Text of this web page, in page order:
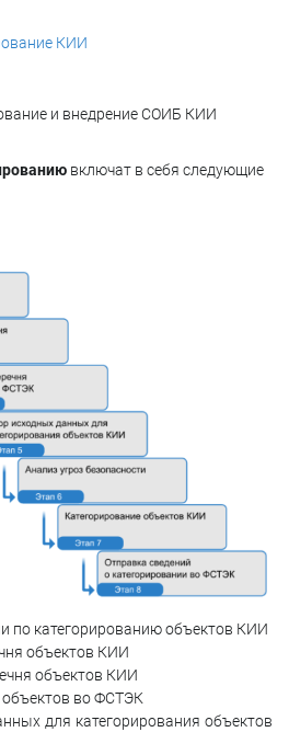
КИИ
и внедрение СОИБ КИИ
включат в себя следующие
по категорированию объектов КИИ
объектов КИИ
объектов КИИ
объектов во ФСТЭК
для категорирования объектов